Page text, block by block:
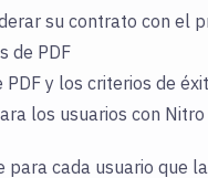
su contrato con el
de PDF
y los criterios de
los usuarios con Nitro
cada usuario que